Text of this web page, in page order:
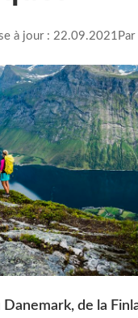
à jour : 22.09.2021
de la